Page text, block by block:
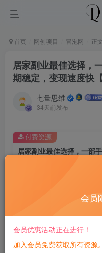
首页 网创项目 冒泡网 正
居家副业最佳选择，
期稳定，变现速度快
七量思维
34天前发布
免费
您当前未登
付费资源
会员
会员优惠活动正在进行！
加入会员免费获取所有资源。